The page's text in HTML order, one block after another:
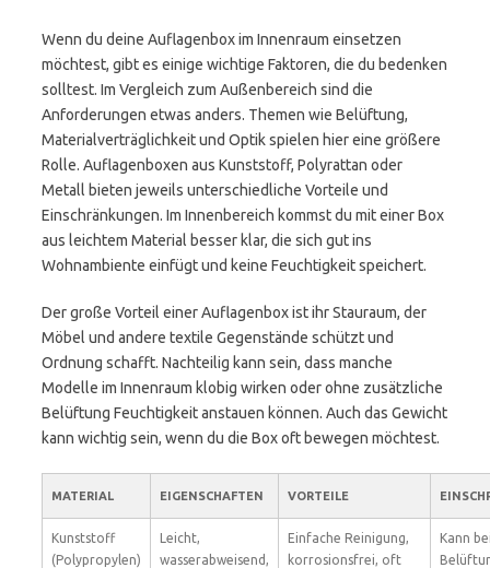
Wenn du deine Auflagenbox im Innenraum einsetzen
möchtest, gibt es einige wichtige Faktoren, die du bedenken
solltest. Im Vergleich zum Außenbereich sind die
Anforderungen etwas anders. Themen wie Belüftung,
Materialverträglichkeit und Optik spielen hier eine größere
Rolle. Auflagenboxen aus Kunststoff, Polyrattan oder
Metall bieten jeweils unterschiedliche Vorteile und
Einschränkungen. Im Innenbereich kommst du mit einer Box
aus leichtem Material besser klar, die sich gut ins
Wohnambiente einfügt und keine Feuchtigkeit speichert.
Der große Vorteil einer Auflagenbox ist ihr Stauraum, der
Möbel und andere textile Gegenstände schützt und
Ordnung schafft. Nachteilig kann sein, dass manche
Modelle im Innenraum klobig wirken oder ohne zusätzliche
Belüftung Feuchtigkeit anstauen können. Auch das Gewicht
kann wichtig sein, wenn du die Box oft bewegen möchtest.
MATERIAL EIGENSCHAFTEN VORTEILE
Kunststoff
(Polypropylen)
Leicht,
wasserabweisend,
Einfache Reinigung,
korrosionsfrei, oft
Kann